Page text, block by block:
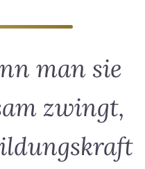
man sie
zwingt,